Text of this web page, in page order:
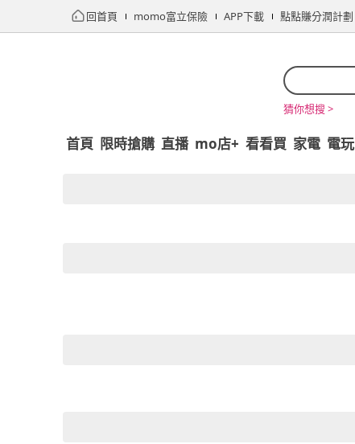
回首頁 momo富立保險 APP下載 點點賺分潤計劃
猜你想搜 >
首頁 限時搶購 直播 mo店+ 看看買 家電 電玩